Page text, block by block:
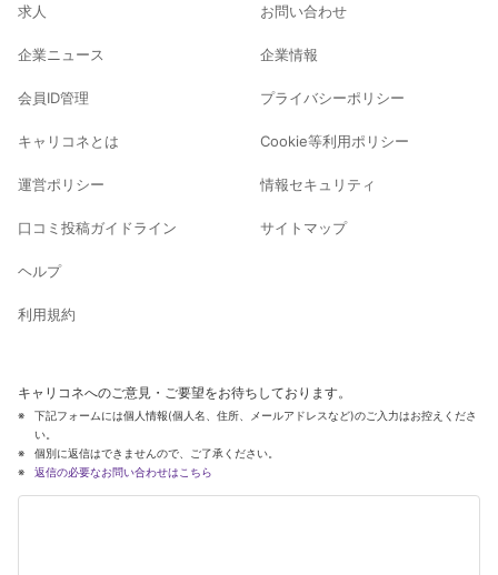
求人
企業ニュース
会員ID管理
キャリコネとは
運営ポリシー
口コミ投稿ガイドライン
ヘルプ
利用規約
お問い合わせ
企業情報
プライバシーポリシー
Cookie等利用ポリシー
情報セキュリティ
サイトマップ
キャリコネへのご意見・ご要望をお待ちしております。
下記フォームには個人情報(個人名、住所、メールアドレスなど)のご入力はお控えくださ
い。
個別に返信はできませんので、ご了承ください。
返信の必要なお問い合わせはこちら